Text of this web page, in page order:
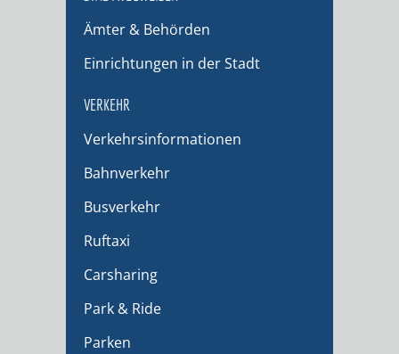
Ämter & Behörden
Einrichtungen in der Stadt
VERKEHR
Verkehrsinformationen
Bahnverkehr
Busverkehr
Ruftaxi
Carsharing
Park & Ride
Parken